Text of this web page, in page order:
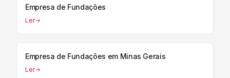
Empresa de Fundações
Ler
Empresa de Fundações em Minas Gerais
Ler